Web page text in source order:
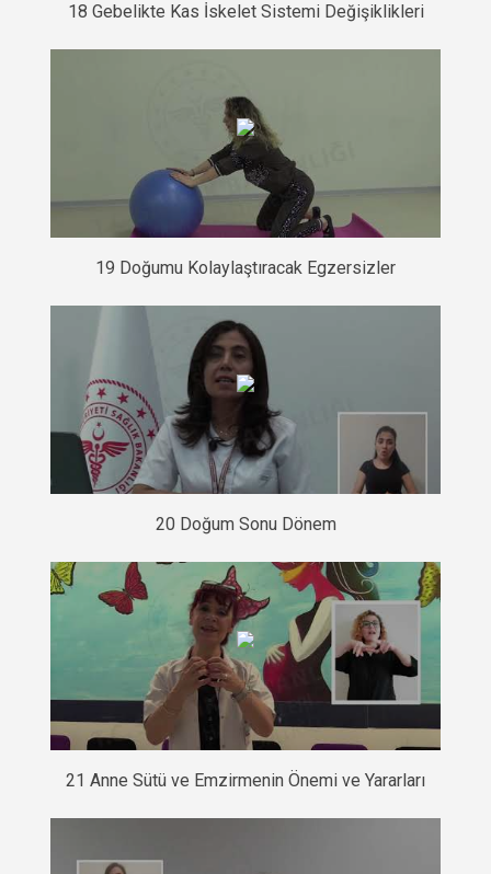
18 Gebelikte Kas İskelet Sistemi Değişiklikleri
19 Doğumu Kolaylaştıracak Egzersizler
20 Doğum Sonu Dönem
21 Anne Sütü ve Emzirmenin Önemi ve Yararları